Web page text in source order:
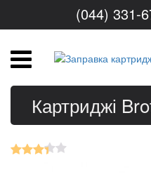
(044) 331-
Картриджі